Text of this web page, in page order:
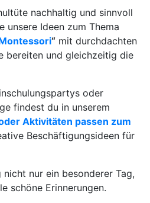
nachhaltig und sinnvoll
unsere Ideen zum Thema
“ mit durchdachten
bereiten und gleichzeitig die
oder
findest du in unserem
Aktivitäten passen zum
Beschäftigungsideen für
nur ein besonderer Tag,
schöne Erinnerungen.